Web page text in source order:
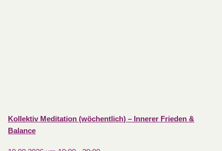
Kollektiv Meditation (wöchentlich) – Innerer Frieden &
Balance